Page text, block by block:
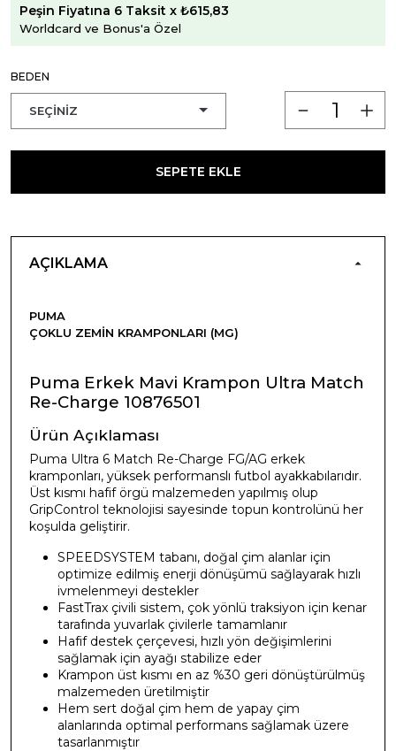
Peşin Fiyatına 6 Taksit x ₺615,83
Worldcard ve Bonus'a Özel
BEDEN
SEPETE EKLE
AÇIKLAMA
PUMA
ÇOKLU ZEMIN KRAMPONLARI (MG)
Puma Erkek Mavi Krampon Ultra Match
Re-Charge 10876501
Ürün Açıklaması
Puma Ultra 6 Match Re-Charge FG/AG erkek
kramponları, yüksek performanslı futbol ayakkabılarıdır.
Üst kısmı hafif örgü malzemeden yapılmış olup
GripControl teknolojisi sayesinde topun kontrolünü her
koşulda geliştirir.
SPEEDSYSTEM tabanı, doğal çim alanlar için
optimize edilmiş enerji dönüşümü sağlayarak hızlı
ivmelenmeyi destekler
FastTrax çivili sistem, çok yönlü traksiyon için kenar
tarafında yuvarlak çivilerle tamamlanır
Hafif destek çerçevesi, hızlı yön değişimlerini
sağlamak için ayağı stabilize eder
Krampon üst kısmı en az %30 geri dönüştürülmüş
malzemeden üretilmiştir
Hem sert doğal çim hem de yapay çim
alanlarında optimal performans sağlamak üzere
tasarlanmıştır